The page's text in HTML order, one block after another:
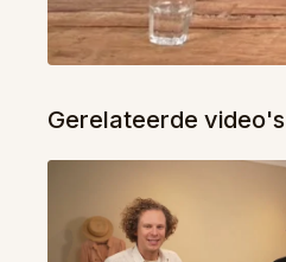
Gerelateerde video's